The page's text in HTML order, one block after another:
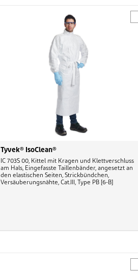
Tyvek® IsoClean®
IC 703S 00, Kittel mit Kragen und Klettverschluss
am Hals, Eingefasste Taillenbänder, angesetzt an
den elastischen Seiten, Strickbündchen,
Versäuberungsnähte, Cat.III, Type PB [6-B]